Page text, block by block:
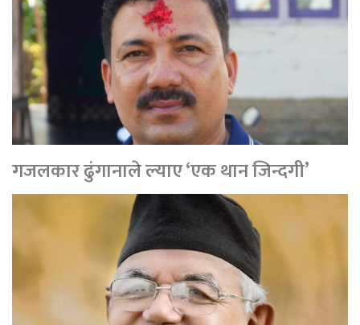
गजलकार ढुंगानाले ल्याए ‘एक थान जिन्दगी’